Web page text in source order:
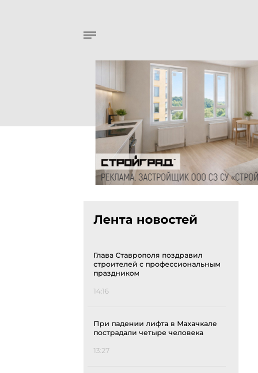
Лента новостей
Глава Ставрополя поздравил
строителей с профессиональным
праздником
14:16
При падении лифта в Махачкале
пострадали четыре человека
13:27